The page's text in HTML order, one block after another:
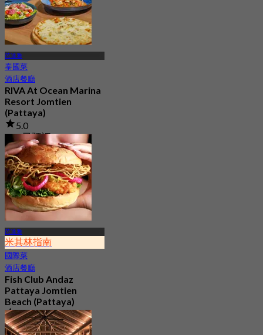
芭達雅
泰國菜
酒店餐廳
RIVA At Ocean Marina
Resort Jomtien
(Pattaya)
5.0
132 已預訂
起฿ 625
芭達雅
米其林指南
國際菜
酒店餐廳
Fish Club Andaz
Pattaya Jomtien
Beach (Pattaya)
4.8
229 已預訂